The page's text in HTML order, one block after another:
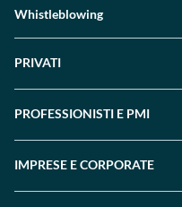
Whistleblowing
PRIVATI
PROFESSIONISTI E PMI
IMPRESE E CORPORATE